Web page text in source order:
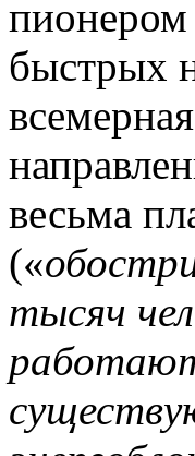
пионером
быстрых
весьма
(«
тысяч